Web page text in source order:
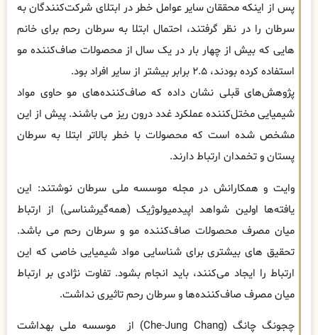
پس از اینکه محققان سایر عوامل خطر در ابتلای شرکت‌کنندگان به
سرطان را در نظر گرفتند، احتمال ابتلا به سرطان رحم برای خانم
هایی که بیش از چهار بار در یک سال از محصولات صاف‌کننده مو
استفاده کرده بودند، ۲.۵ برابر بیشتر از سایر افراد بود.
پژوهش‌های قبلی نشان داده که صاف‌کننده‌های مو حاوی مواد
شیمیایی مختل‌کننده عملکرد غدد درون ریز می باشند. پیش از این
مشخص شده است که محصولات با خطر بالاتر ابتلا به سرطان
پستان و تخمدان ارتباط دارند.
وایت و همکارانش در مجله موسسه ملی سرطان نوشتند: این
یافته‌ها اولین شواهد اپیدمیولوژیک (همه‌گیرشناسی) از ارتباط
میان مصرف محصولات صاف‌کننده مو و سرطان رحم می باشد.
تحقیق های بیشتری برای شناسایی مواد شیمیایی خاصی که این
ارتباط را ایجاد می‌کنند، باید انجام بشود. تفاوت نژادی بر ارتباط
میان مصرف صاف‌کننده‌ها و سرطان رحم تاثیری نداشت.
چجونگ چانگ (Che-Jung Chang) از موسسه ملی بهداشت